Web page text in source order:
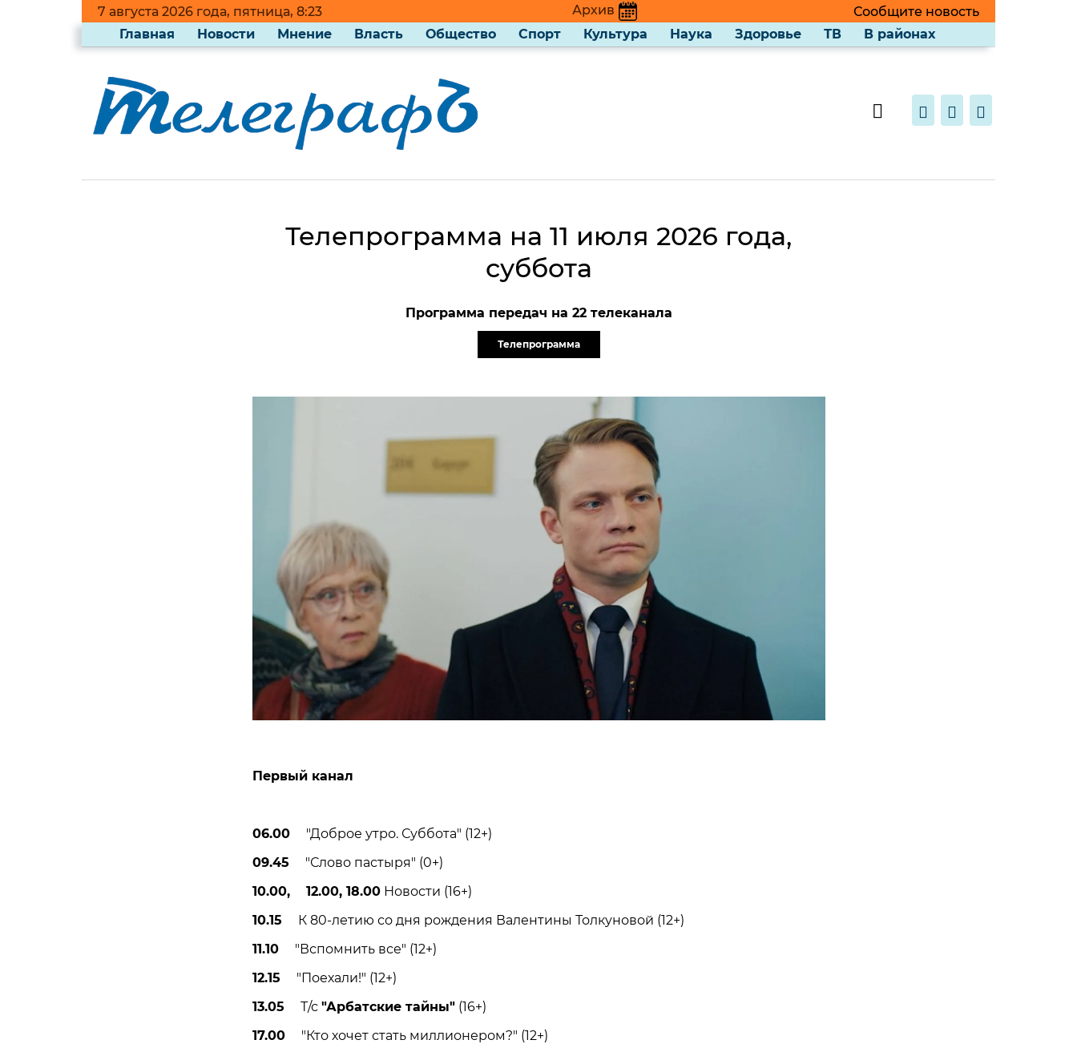
7 августа 2026 года, пятница, 8:23 Архив
Сообщите новость
Главная
Новости Мнение Власть Общество Спорт Культура Наука Здоровье ТВ В районах
Телепрограмма на 11 июля 2026 года,
суббота
Программа передач на 22 телеканала
Телепрограмма
Первый канал
06.00"Доброе утро. Суббота" (12+)
09.45 "Слово пастыря" (0+)
10.00, 12.00, 18.00Новости (16+)
10.15 К 80-летию со дня рождения Валентины Толкуновой (12+)
11.10"Вспомнить все" (12+)
12.15 "Поехали!" (12+)
13.05 Т/с "Арбатские тайны"(16+)
17.00"Кто хочет стать миллионером?" (12+)